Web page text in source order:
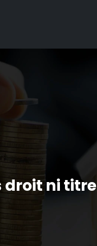
droit ni titre